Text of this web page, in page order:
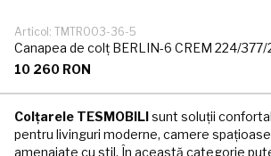
Articol: TMTR003-36-5
Canapea de colț BERLIN-6 CREM 224/
10 260 RON
Colțarele TESMOBILIsunt soluții
pentru livinguri moderne, camere
amenajate cu stil. În această categorie